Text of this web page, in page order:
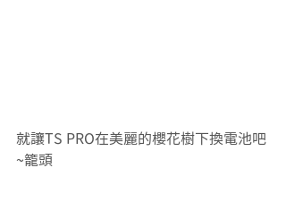
就讓TS PRO在美麗的櫻花樹下換電池吧
~籠頭